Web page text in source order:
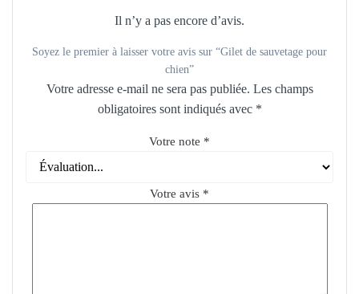
Il n’y a pas encore d’avis.
Soyez le premier à laisser votre avis sur “Gilet de sauvetage pour
chien”
Votre adresse e-mail ne sera pas publiée. Les champs
obligatoires sont indiqués avec *
Votre note *
Votre avis *